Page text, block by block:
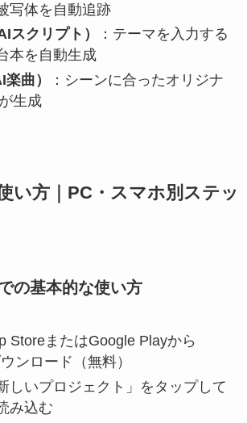
写体を自動追跡
クリプト）
：テーマを入力する
本を自動生成
曲）
：シーンに合ったオリジナ
生成
い方｜PC・スマホ別ステッ
の基本的な使い方
StoreまたはGoogle Playから
ンロード（無料）
しいプロジェクト」をタップして
み込む